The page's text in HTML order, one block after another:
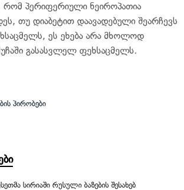
რომ პერიფერიული ნეიროპათია
თუ დიაბეტით დაავადებული შეარჩევს
ეს ეხება არა მხოლოდ
გასასვლელ ფეხსაცმელს.
პირობები
სირიაში რუსული ბაზების შესახებ